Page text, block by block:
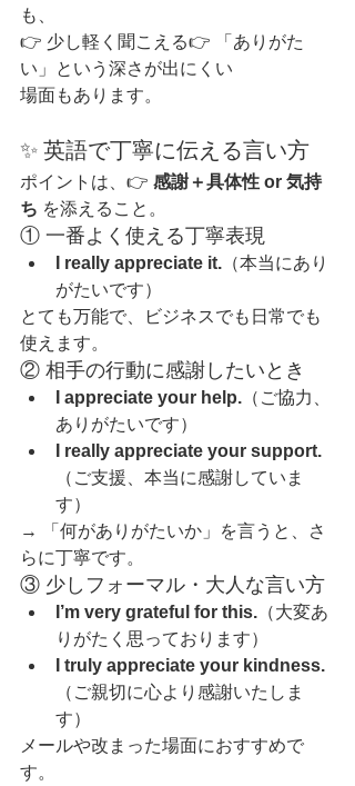
も、
👉 少し軽く聞こえる👉 「ありがた
い」という深さが出にくい
場面もあります。
✨ 英語で丁寧に伝える言い方
ポイントは、👉 感謝＋具体性 or 気持
ち を添えること。
① 一番よく使える丁寧表現
I really appreciate it. （本当にあり
がたいです）
とても万能で、ビジネスでも日常でも
使えます。
② 相手の行動に感謝したいとき
I appreciate your help. （ご協力、
ありがたいです）
I really appreciate your support.
（ご支援、本当に感謝していま
す）
→ 「何がありがたいか」を言うと、さ
らに丁寧です。
③ 少しフォーマル・大人な言い方
I’m very grateful for this. （大変あ
りがたく思っております）
I truly appreciate your kindness.
（ご親切に心より感謝いたしま
す）
メールや改まった場面におすすめで
す。